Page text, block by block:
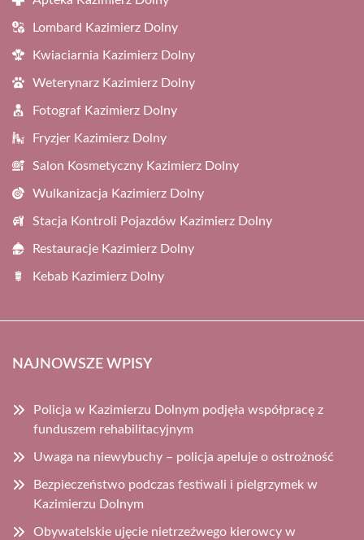
Lombard Kazimierz Dolny
Kwiaciarnia Kazimierz Dolny
Weterynarz Kazimierz Dolny
Fotograf Kazimierz Dolny
Fryzjer Kazimierz Dolny
Salon Kosmetyczny Kazimierz Dolny
Wulkanizacja Kazimierz Dolny
Stacja Kontroli Pojazdów Kazimierz Dolny
Restauracje Kazimierz Dolny
Kebab Kazimierz Dolny
NAJNOWSZE WPISY
Policja w Kazimierzu Dolnym podjęła współpracę z
funduszem rehabilitacyjnym
Uwaga na niewybuchy – policja apeluje o ostrożność
Bezpieczeństwo podczas festiwali i pielgrzymek w
Kazimierzu Dolnym
Obywatelskie ujęcie nietrzeźwego kierowcy w